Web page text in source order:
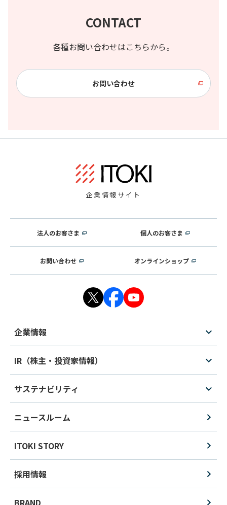
CONTACT
各種お問い合わせはこちらから。
お問い合わせ
企業情報サイト
法人のお客さま 個人のお客さま
お問い合わせ オンラインショップ
企業情報
IR（株主・投資家情報）
サステナビリティ
ニュースルーム
ITOKI STORY
採用情報
BRAND